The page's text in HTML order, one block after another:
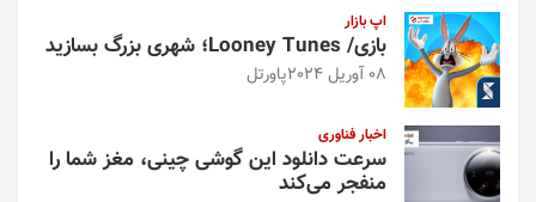
اپ بازار
بازی/ Looney Tunes؛ شهری بزرگ بسازید
08 آوریل 2024 پاورتل
اخبار فناوری
سرعت دانلود این گوشی چینی، مغز شما را
منفجر می‌کند